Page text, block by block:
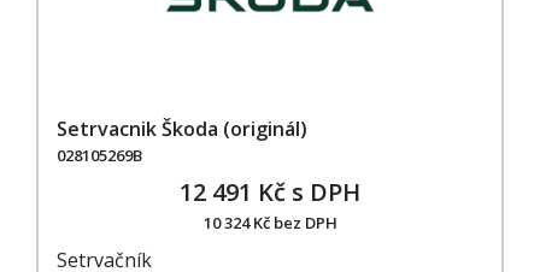
Setrvacnik Škoda (originál)
028105269B
12 491 Kč s DPH
10 324 Kč bez DPH
Setrvačník